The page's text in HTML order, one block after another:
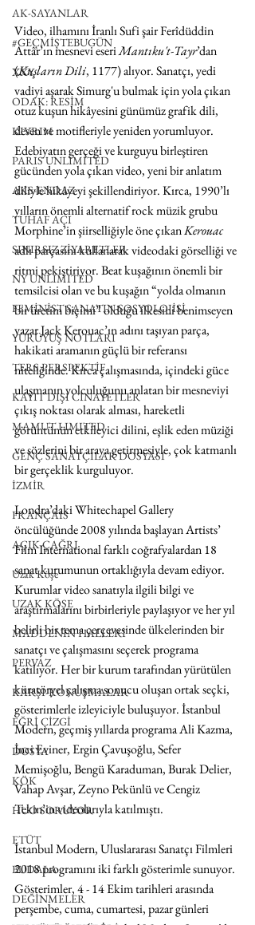
AK-SAYANLAR
#GEÇMİŞTEBUGÜN
XXY
ODAK: RESİM
KIVRIM
PARIS UNLIMITED
AKS-ENDAZ
TUHAF AÇI
SINIRSIZ ZİYARETLER
NY UNLIMITED
FEMİNİST SANATIN SOSYOLOJİSİ
YÜRÜYÜŞ NOTLARI
TERS PERSPEKTİF
KAYIT DIŞI CİNAYETLER
MAMUT LIMITED
GENÇ SANATÇILAR DOSYASI
İZMİR
FRANÇAIS
AÇIK ÇAĞRI
Uzak Köşe
UZAK KÖŞE
MADDENİN HALLERİ
PERVAZ
KARŞI-KONUŞMALAR
EĞRİ ÇİZGİ
DOSYA
KÖK
HUO SORUYOR
ETÜT
BUDALA
DEĞİNMELER
Video, ilhamını İranlı Sufi şair Ferîdüddin
Attâr’ın mesnevi eseri Mantıku't-Tayr’dan
(Kuşların Dili, 1177) alıyor. Sanatçı, yedi
vadiyi aşarak Simurg'u bulmak için yola çıkan
otuz kuşun hikâyesini günümüz grafik dili,
desen ve motifleriyle yeniden yorumluyor.
Edebiyatın gerçeği ve kurguyu birleştiren
gücünden yola çıkan video, yeni bir anlatım
diliyle hikâyeyi şekillendiriyor. Kırca, 1990’lı
yılların önemli alternatif rock müzik grubu
Morphine’in şiirselliğiyle öne çıkan Kerouac
adlı parçasını kullanarak videodaki görselliği ve
ritmi pekiştiriyor. Beat kuşağının önemli bir
temsilcisi olan ve bu kuşağın “yolda olmanın
bir üretim biçimi” olduğu ilkesini benimseyen
yazar Jack Kerouac’ın adını taşıyan parça,
hakikati aramanın güçlü bir referansı
niteliğinde. Kırca çalışmasında, içindeki güce
ulaşmanın yolculuğunu anlatan bir mesneviyi
çıkış noktası olarak alması, hareketli
görüntünün etkileyici dilini, eşlik eden müziği
ve sözlerini bir araya getirmesiyle, çok katmanlı
bir gerçeklik kurguluyor.
Londra’daki Whitechapel Gallery
öncülüğünde 2008 yılında başlayan Artists’
Film International farklı coğrafyalardan 18
sanat kurumunun ortaklığıyla devam ediyor.
Kurumlar video sanatıyla ilgili bilgi ve
araştırmalarını birbirleriyle paylaşıyor ve her yıl
belirli bir tema çerçevesinde ülkelerinden bir
sanatçı ve çalışmasını seçerek programa
katılıyor. Her bir kurum tarafından yürütülen
küratöryel çalışma sonucu oluşan ortak seçki,
gösterimlerle izleyiciyle buluşuyor. İstanbul
Modern, geçmiş yıllarda programa Ali Kazma,
İnci Eviner, Ergin Çavuşoğlu, Sefer
Memişoğlu, Bengü Karaduman, Burak Delier,
Vahap Avşar, Zeyno Pekünlü ve Cengiz
Tekin’in videolarıyla katılmıştı.
İstanbul Modern, Uluslararası Sanatçı Filmleri
2018 programını iki farklı gösterimle sunuyor.
Gösterimler, 4 - 14 Ekim tarihleri arasında
perşembe, cuma, cumartesi, pazar günleri